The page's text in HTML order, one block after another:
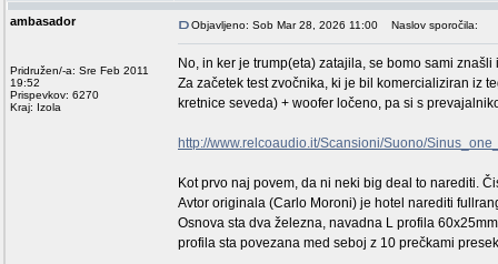
ambasador
Pridružen/-a: Sre Feb 2011
19:52
Prispevkov: 6270
Kraj: Izola
Objavljeno: Sob Mar 28, 2026 11:00 Naslov sporočila:
No, in ker je trump(eta) zatajila, se bomo sami
Za začetek test zvočnika, ki je bil komercializiran iz
kretnice seveda) + woofer ločeno, pa si s
http://www.relcoaudio.it/Scansioni/Suono/
Kot prvo naj povem, da ni neki big deal to narediti.
Avtor originala (Carlo Moroni) je hotel narediti
Osnova sta dva železna, navadna L profila
profila sta povezana med seboj z 10 prečkami